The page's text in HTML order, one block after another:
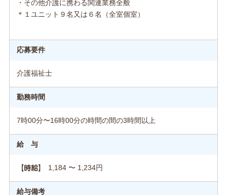
・その他介護に携わる関連業務全般
＊１ユニット９名又は６名（全室個室）
応募要件
介護福祉士
勤務時間
7時00分〜16時00分の時間の間の3時間以上
給 与
【時給】 1,184 〜 1,234円
給与備考